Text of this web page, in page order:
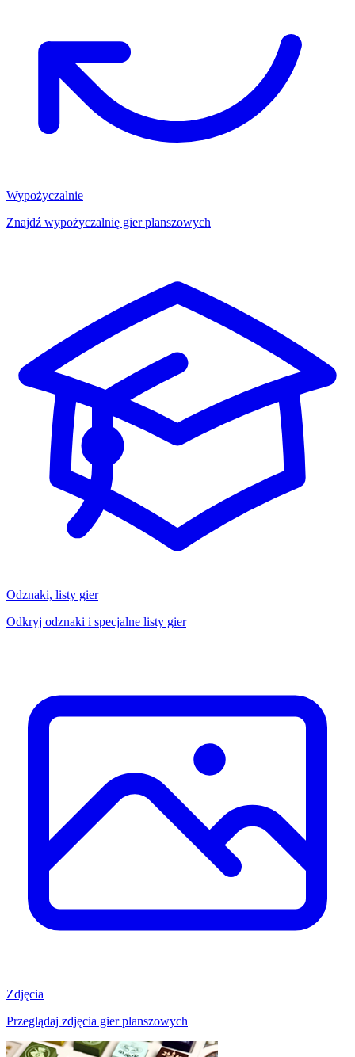
Wypożyczalnie
Znajdź wypożyczalnię gier planszowych
Odznaki, listy gier
Odkryj odznaki i specjalne listy gier
Zdjęcia
Przeglądaj zdjęcia gier planszowych